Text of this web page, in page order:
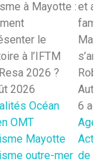
2026
Océan
OMT
Mayotte
outre-mer
6
de